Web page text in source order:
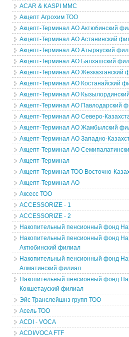
ACAR & KASPI MMC
Акцепт Агрохим ТОО
Акцепт-Терминал АО Актюбинский
Акцепт-Терминал АО Астанинский
Акцепт-Терминал АО Атырауский
Акцепт-Терминал АО Балхашский
Акцепт-Терминал АО Жезказганский
Акцепт-Терминал АО Костанайский
Акцепт-Терминал АО
Акцепт-Терминал АО Павлодарский
Акцепт-Терминал АО Северо-
Акцепт-Терминал АО Жамбылский
Акцепт-Терминал АО Западно-
Акцепт-Терминал АО
Акцепт-Терминал
Акцепт-Терминал ТОО Восточно-
Акцепт-Терминал АО
Аксесс ТОО
ACCESSORIZE - 1
ACCESSORIZE - 2
Накопительный пенсионный фонд
Накопительный пенсионный фонд
Актюбинский филиал
Накопительный пенсионный фонд
Алматинский филиал
Накопительный пенсионный фонд
Кокшетауский филиал
Эйс Транслейшнз групп ТОО
Асель ТОО
ACDI - VOCA
ACDI/VOCA FTF